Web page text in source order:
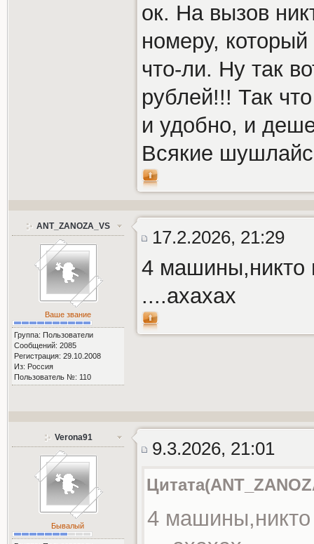
ок. На вызов
номеру,
что-ли. Ну так
рублей!!! Так
и удобно, и
Всякие
ANT_ZANOZA_VS
Ваше звание
Группа: Пользователи
Сообщений: 2085
Регистрация: 29.10.2008
Из: Россия
Пользователь №: 110
17.2.2026, 21:29
4 машины,никто
....ахахах
Verona91
Бывалый
9.3.2026, 21:01
4 машины,никто